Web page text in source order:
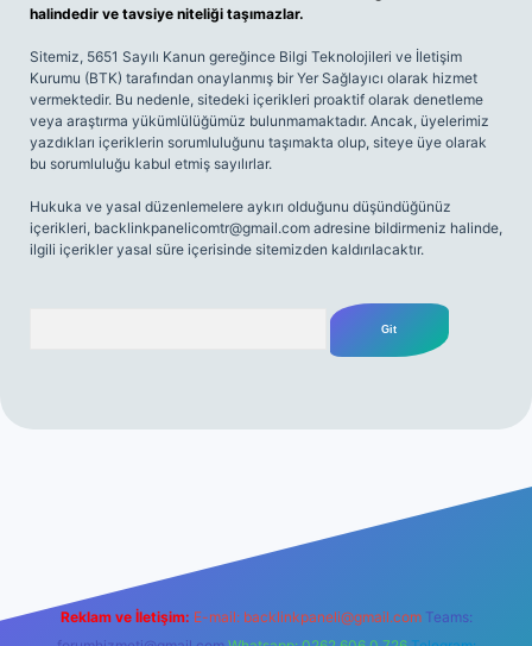
halindedir ve tavsiye niteliği taşımazlar.
Sitemiz, 5651 Sayılı Kanun gereğince Bilgi Teknolojileri ve İletişim
Kurumu (BTK) tarafından onaylanmış bir Yer Sağlayıcı olarak hizmet
vermektedir. Bu nedenle, sitedeki içerikleri proaktif olarak denetleme
veya araştırma yükümlülüğümüz bulunmamaktadır. Ancak, üyelerimiz
yazdıkları içeriklerin sorumluluğunu taşımakta olup, siteye üye olarak
bu sorumluluğu kabul etmiş sayılırlar.
Hukuka ve yasal düzenlemelere aykırı olduğunu düşündüğünüz
içerikleri, backlinkpanelicomtr@gmail.com adresine bildirmeniz halinde,
ilgili içerikler yasal süre içerisinde sitemizden kaldırılacaktır.
Reklam ve İletişim: E-mail: backlinkpaneli@gmail.com Teams: